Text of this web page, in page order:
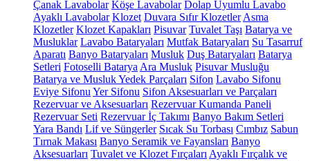
Çanak Lavabolar Köşe Lavabolar Dolap Uyumlu Lavabo
Ayaklı Lavabolar Klozet Duvara Sıfır Klozetler Asma
Klozetler Klozet Kapakları Pisuvar Tuvalet Taşı Batarya ve
Musluklar Lavabo Bataryaları Mutfak Bataryaları Su Tasarruf
Aparatı Banyo Bataryaları Musluk Duş Bataryaları Batarya
Setleri Fotoselli Batarya Ara Musluk Pisuvar Musluğu
Batarya ve Musluk Yedek Parçaları Sifon Lavabo Sifonu
Eviye Sifonu Yer Sifonu Sifon Aksesuarları ve Parçaları
Rezervuar ve Aksesuarları Rezervuar Kumanda Paneli
Rezervuar Seti Rezervuar İç Takımı Banyo Bakım Setleri
Yara Bandı Lif ve Süngerler Sıcak Su Torbası Cımbız Sabun
Tırnak Makası Banyo Seramik ve Fayansları Banyo
Aksesuarları Tuvalet ve Klozet Fırçaları Ayaklı Fırçalık ve